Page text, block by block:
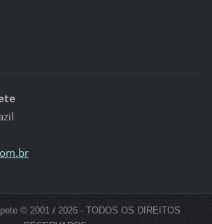
© 2001 / 2026 - TODOS OS DIREITOS